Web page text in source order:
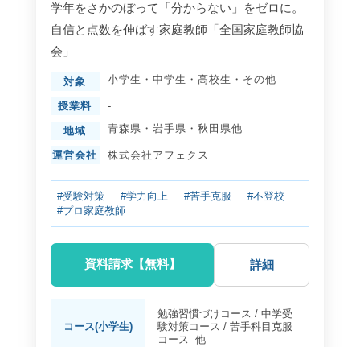
学年をさかのぼって「分からない」をゼロに。
自信と点数を伸ばす家庭教師「全国家庭教師協
会」
対象 小学生 ・ 中学生 ・ 高校生 ・ その他
授業料 -
地域 青森県 ・ 岩手県 ・ 秋田県他
運営会社 株式会社アフェクス
#受験対策 #学力向上 #苦手克服
#不登校
#プロ家庭教師
資料請求【無料】 詳細
コース(小学生)
勉強習慣づけコース /中学受
験対策コース /苦手科目克服
コース 他